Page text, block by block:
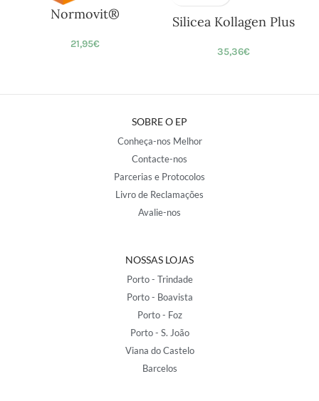
Normovit®
21,95€
Silicea Kollagen Plus
35,36€
SOBRE O EP
Conheça-nos Melhor
Contacte-nos
Parcerias e Protocolos
Livro de Reclamações
Avalie-nos
NOSSAS LOJAS
Porto - Trindade
Porto - Boavista
Porto - Foz
Porto - S. João
Viana do Castelo
Barcelos